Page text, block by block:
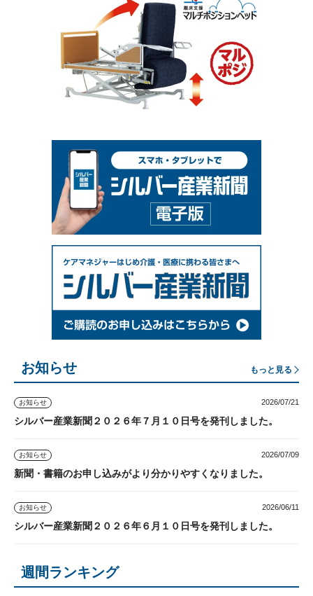
お知らせ もっと見る
お知らせ 2026/07/21
シルバー産業新聞２０２６年７月１０日号を発刊しました。
お知らせ 2026/07/09
新聞・書籍のお申し込みがより分かりやすくなりました。
お知らせ 2026/06/11
シルバー産業新聞２０２６年６月１０日号を発刊しました。
週間ランキング